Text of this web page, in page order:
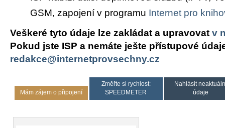
GSM, zapojení v programu Internet pro
Veškeré tyto údaje lze zakládat a upravovat v
Pokud jste ISP a nemáte ješte přístupové
redakce@internetprovsechny.cz
Mám zájem o připojení
Změřte si rychlost:
SPEEDMETER
Nahlásit
údaje